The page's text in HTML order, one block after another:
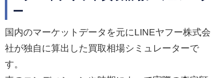
ターを搭載し、17㎞/h以下に減速するとエンジン
を停止、減速エネルギーを蓄電し、そのエネルギ
リッター直4のガソリンターボでMHEV採用のP30
0は最高出力221kW（300ps）/最大トルク400Nm
ー
国内のマーケットデータを元にLINEヤフー株式会
社が独自に算出した買取相場シミュレーターで
す。